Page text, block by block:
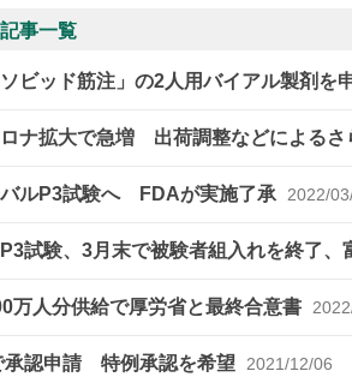
事一覧
ビッド筋注」の2人用バイアル製剤を
ナ拡大で急増 出荷調整などによるさ
ルP3試験へ FDAが実施了承 2022/
試験、3月末で被験者組入れを終了、
万人分供給で厚労省と最終合意書
承認申請 特例承認を希望 2021/12/06